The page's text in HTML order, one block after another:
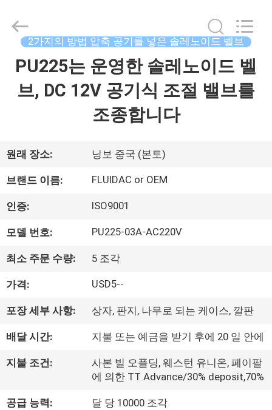
집
동
영
상
우
리
에
대
하
Copyright
FENGHUA
AUTOMATIC
CONTROL
CO.,LTD.
2가지의 방법 압축 공기를 넣은 솔레노이드 벨브
PU225는 운영한 솔레노이드 벨
브, DC 12V 공기식 조절 밸브를
조종합니다
원래 장소: 닝보 중국 (본토)
브랜드 이름: FLUIDAC or OEM
인증: ISO9001
모델 번호: PU225-03A-AC220V
최소 주문 수량: 5 조각
가격: USD5--
포장 세부 사항: 상자, 판지, 나무로 되는 케이스, 깔판
배달 시간: 지불 또는 예금을 받기 후에 20 일 안에
지불 조건:
사본 빌 오플딩, 웨스턴 유니온, 페이팔
에 의한 TT Advance/30% deposit,70%
공급 능력: 달 당 10000 조각